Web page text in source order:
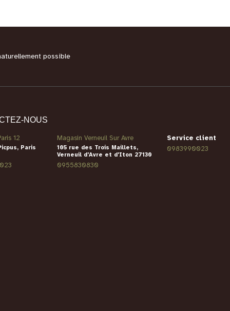
possible
NOUS
12
Paris
Magasin Verneuil Sur Avre
105 rue des Trois Maillets,
Verneuil d'Avre et d'Iton 27130
0955830830
Service client
0983990023